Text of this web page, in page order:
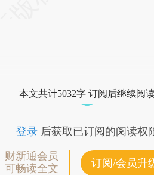
本文共计5032字 订阅后继续阅
登录后获取已订阅的阅读权
财新通会员
可畅读全文
订阅/会员升